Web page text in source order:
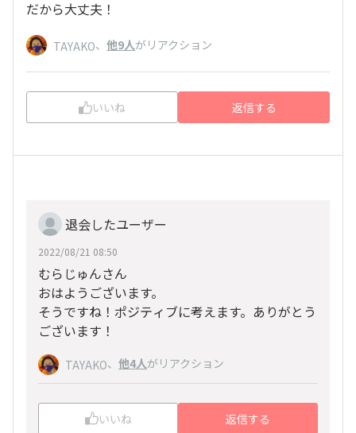
だから大丈夫！
TAYAKO、 他9人がリアクション
いいね 返信する
退会したユーザー
2022/08/21 08:50
むらじゅんさん
おはようございます。
そうですね！ポジティブに考えます。ありがとう
ございます！
TAYAKO、 他4人がリアクション
いいね 返信する